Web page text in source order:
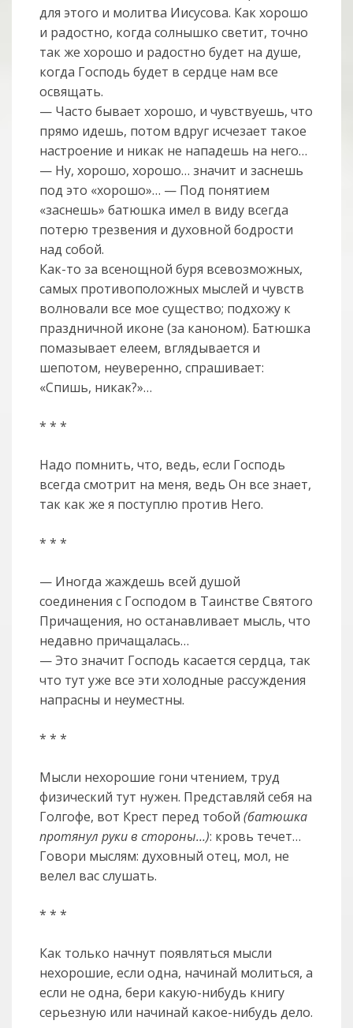
для этого и молитва Иисусова. Как хорошо
и радостно, когда солнышко светит, точно
так же хорошо и радостно будет на душе,
когда Господь будет в сердце нам все
освящать.
— Часто бывает хорошо, и чувствуешь, что
прямо идешь, потом вдруг исчезает такое
настроение и никак не нападешь на него…
— Ну, хорошо, хорошо… значит и заснешь
под это «хорошо»… — Под понятием
«заснешь» батюшка имел в виду всегда
потерю трезвения и духовной бодрости
над собой.
Как-то за всенощной буря всевозможных,
самых противоположных мыслей и чувств
волновали все мое существо; подхожу к
праздничной иконе (за каноном). Батюшка
помазывает елеем, вглядывается и
шепотом, неуверенно, спрашивает:
«Спишь, никак?»…
* * *
Надо помнить, что, ведь, если Господь
всегда смотрит на меня, ведь Он все знает,
так как же я поступлю против Него.
* * *
— Иногда жаждешь всей душой
соединения с Господом в Таинстве Святого
Причащения, но останавливает мысль, что
недавно причащалась…
— Это значит Господь касается сердца, так
что тут уже все эти холодные рассуждения
напрасны и неуместны.
* * *
Мысли нехорошие гони чтением, труд
физический тут нужен. Представляй себя на
Голгофе, вот Крест перед тобой(батюшка
протянул руки в стороны…): кровь течет…
Говори мыслям: духовный отец, мол, не
велел вас слушать.
* * *
Как только начнут появляться мысли
нехорошие, если одна, начинай молиться, а
если не одна, бери какую-нибудь книгу
серьезную или начинай какое-нибудь дело.